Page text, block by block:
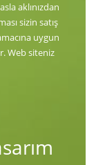
aklınızdan
sizin satış
uygun
Web siteniz